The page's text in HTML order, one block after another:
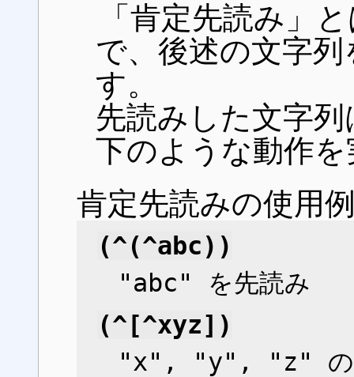
「肯定先読み」
で、後述の文字
す。
先読みした文字
下のような動作
肯定先読みの使用
(^(^abc))
"abc" を先読み
(^[^xyz])
"x", "y", "z" のい